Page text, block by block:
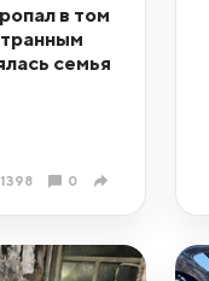
в том
семья
1398 0